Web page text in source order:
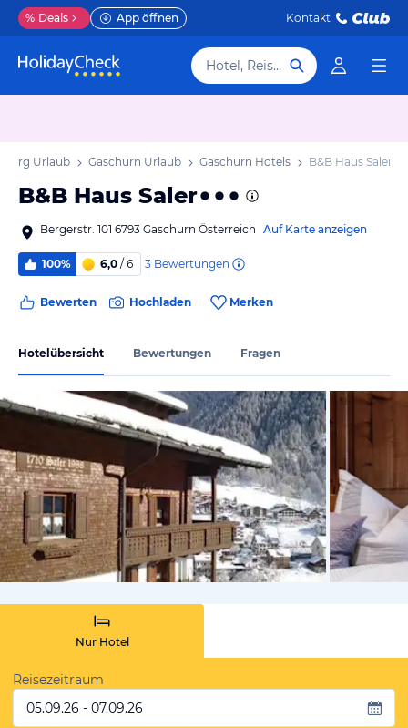
% Deals App öffnen Kontakt
Hotel, Reiseziel
Urlaub Gaschurn Urlaub Gaschurn Hotels B&B Haus Saler
B&B Haus Saler
Bergerstr. 101 6793 Gaschurn Österreich Auf Karte anzeigen
100% 6,0 / 6 3 Bewertungen
Bewerten Hochladen Merken
Hotelübersicht Bewertungen Fragen
von
Nur Hotel
Reisezeitraum
05.09.26 - 07.09.26